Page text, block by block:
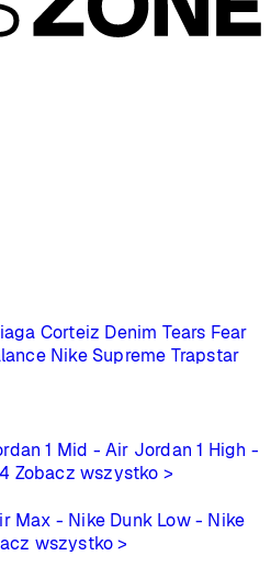
Corteiz Denim Tears Fear
Nike Supreme Trapstar
1 Mid - Air Jordan 1 High -
Zobacz wszystko >
Max - Nike Dunk Low - Nike
wszystko >